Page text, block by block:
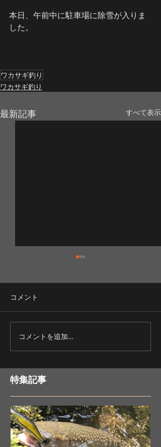
本日、午前中に駐車場に除雪が入りま
した。
ワカサギ釣り
ワカサギ釣り
最新記事 すべて表示
ワカサギ釣りの醍醐味？
コメント
コメントを追加…
特集記事